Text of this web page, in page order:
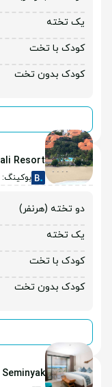
یک تخته
کودک با تخت
کودک بدون تخت
Resort
بوکینگ: 8.2
دو تخته (هرنفر)
یک تخته
کودک با تخت
کودک بدون تخت